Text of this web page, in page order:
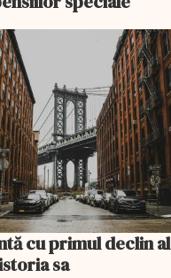
cu primul declin al
sa